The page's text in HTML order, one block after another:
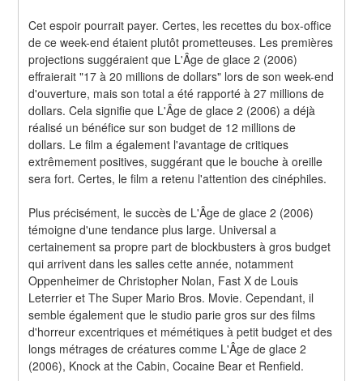
Cet espoir pourrait payer. Certes, les recettes du box-office
de ce week-end étaient plutôt prometteuses. Les premières
projections suggéraient que L'Âge de glace 2 (2006)
effraierait "17 à 20 millions de dollars" lors de son week-end
d'ouverture, mais son total a été rapporté à 27 millions de
dollars. Cela signifie que L'Âge de glace 2 (2006) a déjà
réalisé un bénéfice sur son budget de 12 millions de
dollars. Le film a également l'avantage de critiques
extrêmement positives, suggérant que le bouche à oreille
sera fort. Certes, le film a retenu l'attention des cinéphiles.
Plus précisément, le succès de L'Âge de glace 2 (2006)
témoigne d'une tendance plus large. Universal a
certainement sa propre part de blockbusters à gros budget
qui arrivent dans les salles cette année, notamment
Oppenheimer de Christopher Nolan, Fast X de Louis
Leterrier et The Super Mario Bros. Movie. Cependant, il
semble également que le studio parie gros sur des films
d'horreur excentriques et mémétiques à petit budget et des
longs métrages de créatures comme L'Âge de glace 2
(2006), Knock at the Cabin, Cocaine Bear et Renfield.